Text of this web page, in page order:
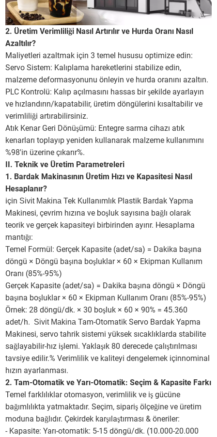
2. Üretim Verimliliği Nasıl Artırılır ve Hurda Oranı Nasıl
Azaltılır?
Maliyetleri azaltmak için 3 temel hususu optimize edin:
Servo Sistem: Kalıplama hareketlerini stabilize edin,
malzeme deformasyonunu önleyin ve hurda oranını azaltın.
PLC Kontrolü: Kalıp açılmasını hassas bir şekilde ayarlayın
ve hızlandırın/kapatabilir, üretim döngülerini kısaltabilir ve
verimliliği artırabilirsiniz.
Atık Kenar Geri Dönüşümü: Entegre sarma cihazı atık
kenarları toplayıp yeniden kullanarak malzeme kullanımını
%98'in üzerine çıkarır%.
II. Teknik ve Üretim Parametreleri
1. Bardak Makinasının Üretim Hızı ve Kapasitesi Nasıl
Hesaplanır?
için Sivit Makina Tek Kullanımlık Plastik Bardak Yapma
Makinesi, çevrim hızına ve boşluk sayısına bağlı olarak
teorik ve gerçek kapasiteyi birbirinden ayırır. Hesaplama
mantığı:
Temel Formül: Gerçek Kapasite (adet/sa) = Dakika başına
döngü × Döngü başına boşluklar × 60 × Ekipman Kullanım
Oranı (85%-95%)
Gerçek Kapasite (adet/sa) = Dakika başına döngü × Döngü
başına boşluklar × 60 × Ekipman Kullanım Oranı (85%-95%)
Örnek: 28 döngü/dk. × 30 boşluk × 60 × 90% = 45.360
adet/h. Sivit Makina Tam-Otomatik Servo Bardak Yapma
Makinesi, servo tahrik sistemi yüksek sıcaklıklarda stabilite
sağlayabilir-hız işlemi. Yaklaşık 80 derecede çalıştırılması
tavsiye edilir.% Verimlilik ve kaliteyi dengelemek içinnominal
hızın ayarlanması.
2. Tam-Otomatik ve Yarı-Otomatik: Seçim & Kapasite Farkı
Temel farklılıklar otomasyon, verimlilik ve iş gücüne
bağımlılıkta yatmaktadır. Seçim, sipariş ölçeğine ve üretim
moduna bağlıdır. Çekirdek karşılaştırması & öneriler:
- Kapasite: Yarı-otomatik: 5-15 döngü/dk. (10.000-20.000